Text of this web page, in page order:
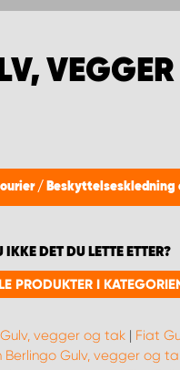
/ Beskyttelseskledning
IKKE DET DU LETTE ETTER?
PRODUKTER I
vegger og tak | Fiat
Berlingo Gulv, vegger og